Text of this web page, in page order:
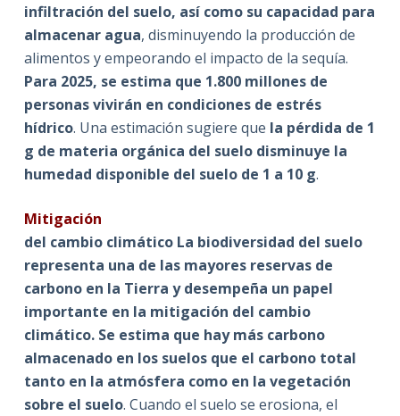
infiltración del suelo, así como su capacidad para
almacenar agua, disminuyendo la producción de
alimentos y empeorando el impacto de la sequía.
Para 2025, se estima que 1.800 millones de
personas vivirán en condiciones de estrés
hídrico. Una estimación sugiere que la pérdida de 1
g de materia orgánica del suelo disminuye la
humedad disponible del suelo de 1 a 10 g.
Mitigación
del cambio climático La biodiversidad del suelo
representa una de las mayores reservas de
carbono en la Tierra y desempeña un papel
importante en la mitigación del cambio
climático. Se estima que hay más carbono
almacenado en los suelos que el carbono total
tanto en la atmósfera como en la vegetación
sobre el suelo. Cuando el suelo se erosiona, el